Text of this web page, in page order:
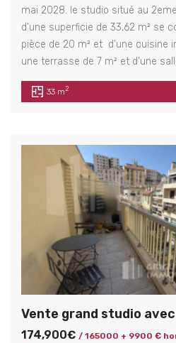
mai 2028. le studio situé au
d’une superficie de 33,62 m² se
pièce de 20 m² et d’une cuisine
une terrasse de 7 m² et d’une
33 m 2
174,900€ / 165000 + 9900 €
Location local commercial Nice Joffre / Longchamp
/ charges comprises
184 Av.